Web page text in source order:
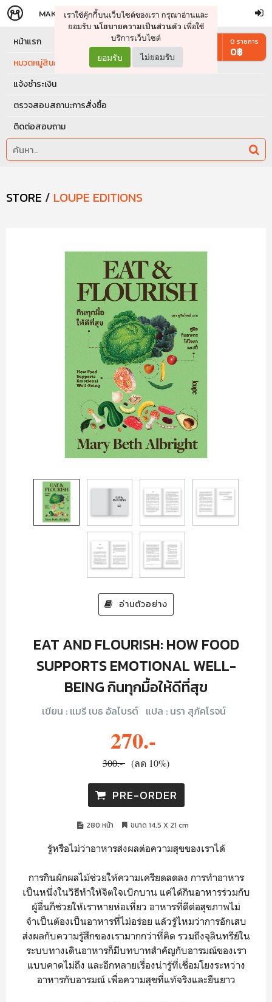
จัดการรถเข็น ดำเนินการต่อ
MAKERS STORE
เราใช้คุ๊กกี้บนเว็บไซต์ของเรา กรุณาอ่านและ
ยอมรับ นโยบายความเป็นส่วนตัว เพื่อใช้
บริการเว็บไซต์
ยอมรับ ไม่ยอมรับ
หน้าแรก
หมวดหมู่สินค้า
แจ้งชำระเงิน
ตรวจสอบสถานะการสั่งซื้อ
ติดต่อสอบถาม
0 รายการ
0฿
STORE / LOUPE EDITIONS
อ่านตัวอย่าง
EAT AND FLOURISH: HOW FOOD
SUPPORTS EMOTIONAL WELL-
BEING กินทุกมื้อให้ดีที่สุข
เขียน : แมรี เบธ อัลไบรต์แปล : นรา สุภัคโรจน์
270.-
300.- (ลด 10%)
PRE-ORDER
280 หน้า ขนาด 14.5 X 21 cm
รู้หรือไม่ว่าอาหารส่งผลต่อความสุขของเราได้
การกินผักผลไม้ช่วยให้ความเครียดลดลง การทำอาหาร
เป็นหนึ่งในวิธีทำให้จิตใจเบิกบาน แค่ได้กินอาหารร่วมกับ
ผู้อื่นก็ช่วยให้เราหายห่อเหี่ยว อาหารที่ดีต่อสุขภาพไม่
จำเป็นต้องเป็นอาหารที่ไม่อร่อย แล้วรู้ไหมว่าการอักเสบ
ส่งผลกับความรู้สึกของเรามากกว่าที่คิด รวมถึงจุลินทรีย์ใน
ระบบทางเดินอาหารก็มีบทบาทสำคัญกับอารมณ์ของเรา
แบบคาดไม่ถึง และอีกหลายเรื่องน่ารู้ที่เชื่อมโยงระหว่าง
อาหารกับอารมณ์ เพื่อความสุขที่แท้จริงและยืนยาว